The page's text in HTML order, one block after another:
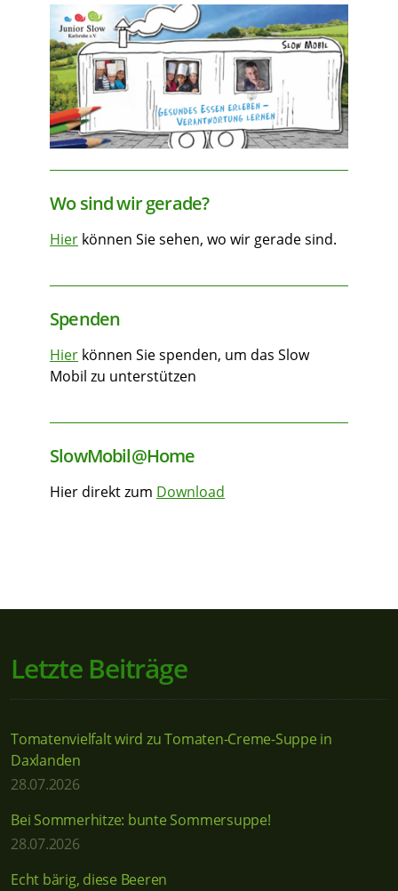
Wo sind wir gerade?
Hier können Sie sehen, wo wir gerade sind.
Spenden
Hier können Sie spenden, um das Slow
Mobil zu unterstützen
SlowMobil@Home
Hier direkt zum Download
Letzte Beiträge
Tomatenvielfalt wird zu Tomaten-Creme-Suppe in
Daxlanden
28.07.2026
Bei Sommerhitze: bunte Sommersuppe!
28.07.2026
Echt bärig, diese Beeren